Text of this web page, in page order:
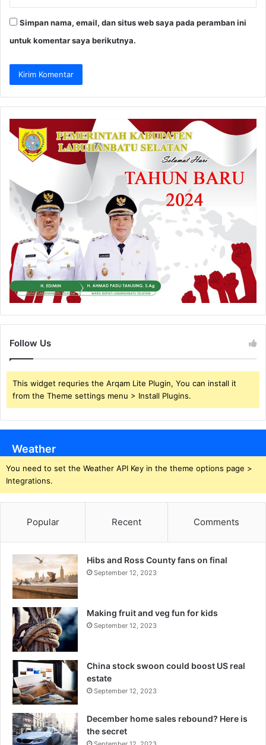
Simpan nama, email, dan situs web saya pada peramban ini
untuk komentar saya berikutnya.
Follow Us
This widget requries the Arqam Lite Plugin, You can install it
from the Theme settings menu > Install Plugins.
Weather
You need to set the Weather API Key in the theme options page >
Integrations.
Popular Recent Comments
Hibs and Ross County fans on final
September 12, 2023
Making fruit and veg fun for kids
September 12, 2023
China stock swoon could boost US real
estate
September 12, 2023
December home sales rebound? Here is
the secret